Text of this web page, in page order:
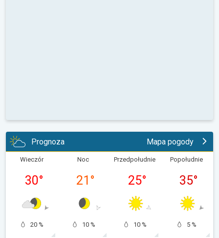
Prognoza Mapa pogody
Wieczór
30°
20 %
Noc
21 °
10 %
Przedpołudnie
25°
10 %
Popołudnie
35°
5 %